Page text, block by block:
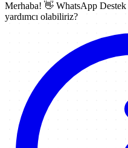
Merhaba! 👋 WhatsApp Destek
yardımcı olabiliriz?